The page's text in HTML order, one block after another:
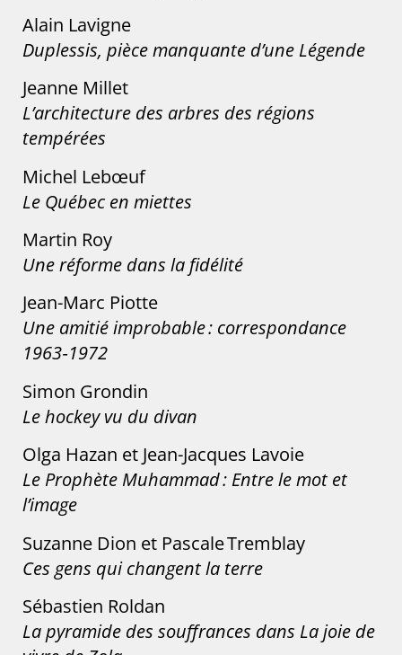
Alain Lavigne
Duplessis, pièce manquante d’une Légende
Jeanne Millet
L’architecture des arbres des régions
tempérées
Michel Lebœuf
Le Québec en miettes
Martin Roy
Une réforme dans la fidélité
Jean-Marc Piotte
Une amitié improbable : correspondance
1963‑1972
Simon Grondin
Le hockey vu du divan
Olga Hazan et Jean-Jacques Lavoie
Le Prophète Muhammad : Entre le mot et
l’image
Suzanne Dion et Pascale Tremblay
Ces gens qui changent la terre
Sébastien Roldan
La pyramide des souffrances dans La joie de